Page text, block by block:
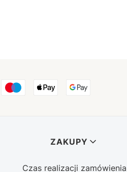
Linki w stopce
ZAKUPY
Czas realizacji zamówienia